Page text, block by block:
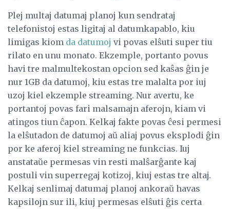
Plej multaj datumaj planoj kun sendrataj
telefonistoj estas ligitaj al datumkapablo, kiu
limigas kiom da datumoj vi povas elŝuti super tiu
rilato en unu monato. Ekzemple, portanto povus
havi tre malmultekostan opcion sed kaŝas ĝin je
nur 1GB da datumoj, kiu estas tre malalta por iuj
uzoj kiel ekzemple streaming. Nur avertu, ke
portantoj povas fari malsamajn aferojn, kiam vi
atingos tiun ĉapon. Kelkaj fakte povas ĉesi permesi
la elŝutadon de datumoj aŭ aliaj povus eksplodi ĝin
por ke aferoj kiel streaming ne funkcias. Iuj
anstataŭe permesas vin resti malŝarĝante kaj
postuli vin superregaj kotizoj, kiuj estas tre altaj.
Kelkaj senlimaj datumaj planoj ankoraŭ havas
kapsilojn sur ili, kiuj permesas elŝuti ĝis certa